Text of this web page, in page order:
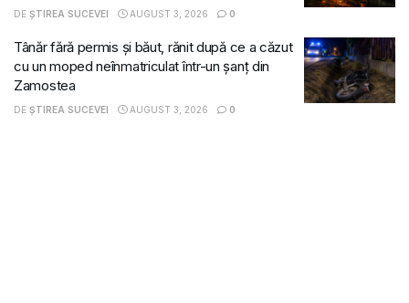
DE ȘTIREA SUCEVEI AUGUST 3, 2026 0
Tânăr fără permis și băut, rănit după ce a căzut
cu un moped neînmatriculat într-un șanț din
Zamostea
DE ȘTIREA SUCEVEI AUGUST 3, 2026 0